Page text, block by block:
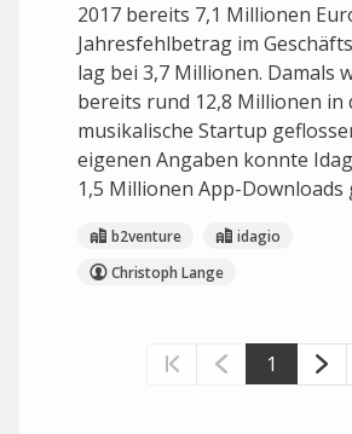
2017 bereits 7,1 Millionen
Jahresfehlbetrag im
lag bei 3,7 Millionen. Damals
bereits rund 12,8 Millionen in
musikalische Startup
eigenen Angaben konnte
1,5 Millionen App-Downloads
b2venture
idagio
Christoph Lange
1